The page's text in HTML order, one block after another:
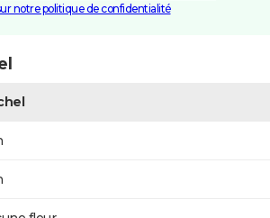
notre politique de confidentialité